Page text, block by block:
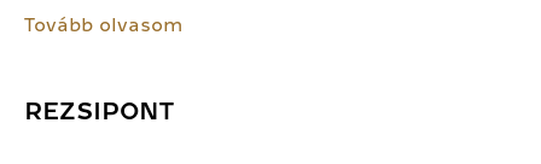
Tovább olvasom
REZSIPONT